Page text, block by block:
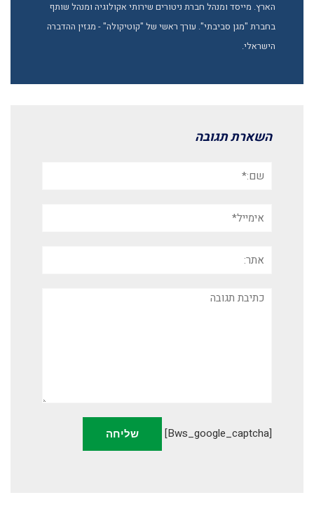
הארץ. מייסד ומנהל חברת ניטורים שירותי אקולוגיה ומנהל שותף
בחברת "מגן סביבתי". עורך ראשי של "קוטיקולה" - מגזין ההדברה
הישראלי.
השארת תגובה
תגובה
[bws_google_captcha]